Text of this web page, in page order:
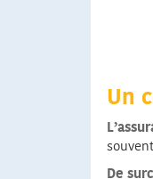
Un
De